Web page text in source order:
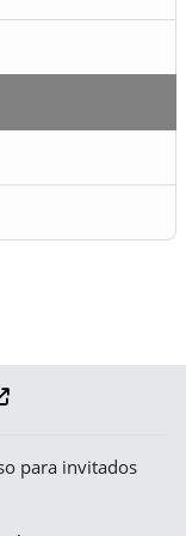
para invitados